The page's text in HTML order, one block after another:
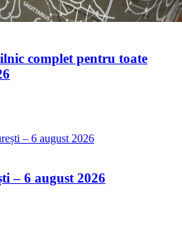
complet pentru toate
– 6 august 2026